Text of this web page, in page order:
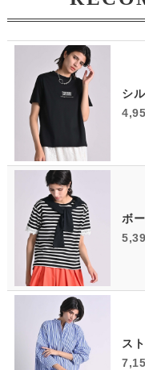
シ
ボ
ス